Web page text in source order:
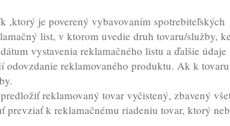
,ktorý je poverený vybavovaním spotrebiteľských
list, v ktorom uvedie druh tovaru/služby,
vystavenia reklamačného listu a ďalšie údaje
reklamovaného produktu. Ak k
reklamovaný tovar vyčistený, zbavený
prevziať k reklamačnému riadeniu tovar, ktorý